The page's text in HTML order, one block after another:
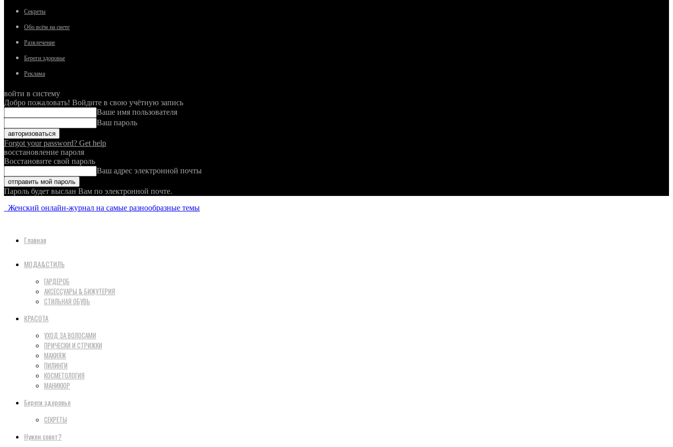
Секреты
Обо всём на свете
Развлечение
Береги здоровье
Реклама
войти в систему
Добро пожаловать! Войдите в свою учётную запись
Ваше имя пользователя
Ваш пароль
Forgot your password? Get help
восстановление пароля
Восстановите свой пароль
Ваш адрес электронной почты
Пароль будет выслан Вам по электронной почте.
Женский онлайн-журнал на самые разнообразные темы
Главная
МОДА&СТИЛЬ
ГАРДЕРОБ
АКСЕССУАРЫ & БИЖУТЕРИЯ
СТИЛЬНАЯ ОБУВЬ
КРАСОТА
УХОД ЗА ВОЛОСАМИ
ПРИЧЕСКИ И СТРИЖКИ
МАКИЯЖ
ПИЛИНГИ
КОСМЕТОЛОГИЯ
МАНИКЮР
Береги здоровье
СЕКРЕТЫ
Нужен совет?